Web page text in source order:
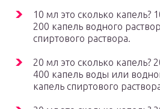
10 мл это сколько
200 капель водного
спиртового раствора.
20 мл это сколько
400 капель воды или
капель спиртового